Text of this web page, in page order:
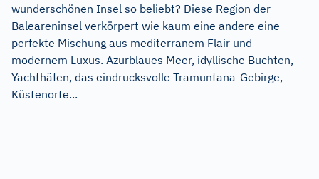
wunderschönen Insel so beliebt? Diese Region der
Baleareninsel verkörpert wie kaum eine andere eine
perfekte Mischung aus mediterranem Flair und
modernem Luxus. Azurblaues Meer, idyllische Buchten,
Yachthäfen, das eindrucksvolle Tramuntana-Gebirge,
Küstenorte...